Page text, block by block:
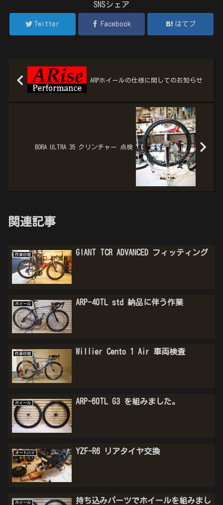
SNSシェア
Twitter Facebook はてブ
ARPホイールの仕様に関してのお知らせ
BORA ULTRA 35 クリンチャー 点検
関連記事
作業日報 GIANT TCR ADVANCED フィッティング
ホイール ARP-40TL std 納品に伴う作業
作業日報 Willier Cento 1 Air 車両検査
ホイール ARP-60TL G3 を組みました。
オートバイ YZF-R6 リアタイヤ交換
ホイール
持ち込みパーツでホイールを組みまし